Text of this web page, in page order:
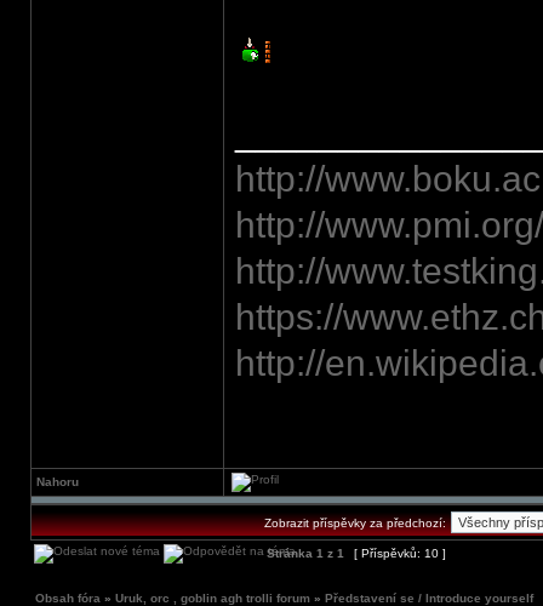
http://
http://www.pmi.org/
http://
https://
http://
Nahoru
Zobrazit příspěvky za předchozí:
Stránka 1 z 1 [ Příspěvků: 10 ]
Obsah fóra » Uruk, orc , goblin agh trolli forum » Představení se / Introduce yourself